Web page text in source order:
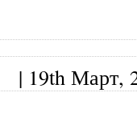
| 19th Март,